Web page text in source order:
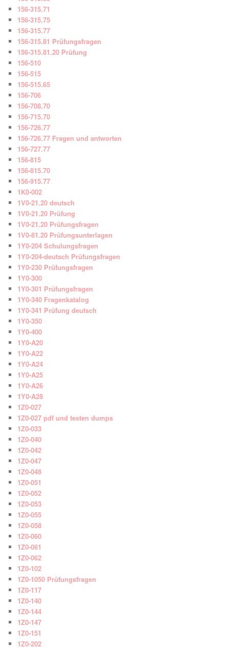
156-315.71
156-315.75
156-315.77
156-315.81 Prüfungsfragen
156-315.81.20 Prüfung
156-510
156-515
156-515.65
156-706
156-708.70
156-715.70
156-726.77
156-726.77 Fragen und antworten
156-727.77
156-815
156-815.70
156-915.77
1K0-002
1V0-21.20 deutsch
1V0-21.20 Prüfung
1V0-21.20 Prüfungsfragen
1V0-81.20 Prüfungsunterlagen
1Y0-204 Schulungsfragen
1Y0-204-deutsch Prüfungsfragen
1Y0-230 Prüfungsfragen
1Y0-300
1Y0-301 Prüfungsfragen
1Y0-340 Fragenkatalog
1Y0-341 Prüfung deutsch
1Y0-350
1Y0-400
1Y0-A20
1Y0-A22
1Y0-A24
1Y0-A25
1Y0-A26
1Y0-A28
1Z0-027
1Z0-027 pdf und testen dumps
1Z0-033
1Z0-040
1Z0-042
1Z0-047
1Z0-048
1Z0-051
1Z0-052
1Z0-053
1Z0-055
1Z0-058
1Z0-060
1Z0-061
1Z0-062
1Z0-102
1Z0-1050 Prüfungsfragen
1Z0-117
1Z0-140
1Z0-144
1Z0-147
1Z0-151
1Z0-202